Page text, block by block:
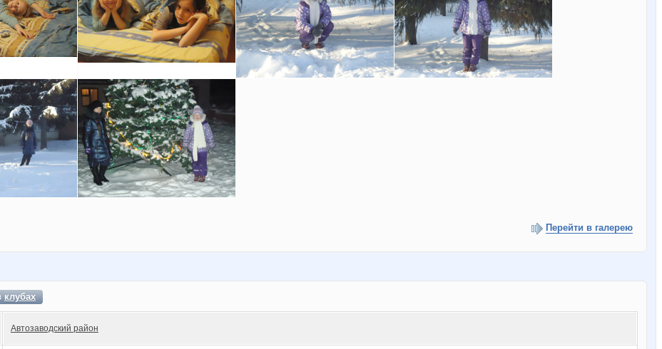
Перейти в галерею
клубах
Автозаводский район